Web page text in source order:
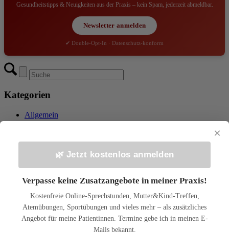
Gesundheitstipps & Neuigkeiten aus der Praxis – kein Spam, jederzeit abmeldbar.
Newsletter anmelden
✔ Double-Opt-In · Datenschutz-konform
Kategorien
Allgemein
Ernährung
Psychosomatische Zusammenhänge
Juli 2026
Juni 2026
Mai 2026
April 2026
März 2026
×
🌿 Jetzt kostenlos anmelden
Verpasse keine Zusatzangebote in meiner Praxis!
Kostenfreie Online-Sprechstunden, Mutter&Kind-Treffen,
Atemübungen, Sportübungen und vieles mehr – als zusätzliches
Angebot für meine Patientinnen. Termine gebe ich in meinen E-
Mails bekannt.